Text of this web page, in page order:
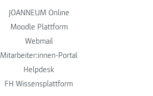
JOANNEUM Online
Moodle Plattform
Webmail
Mitarbeiter:innen-Portal
Helpdesk
FH Wissensplattform